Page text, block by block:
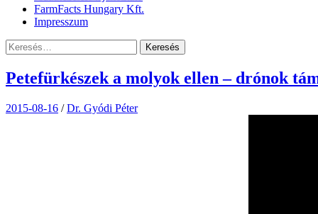
FarmFacts Hungary Kft.
Impresszum
Keresés:
Petefürkészek a molyok ellen – drónok
2015-08-16 /Dr. Gyódi Péter